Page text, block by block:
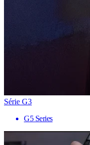
Série G3
G5 Series